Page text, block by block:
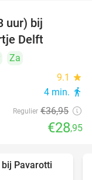
uur) bij
Delft
Za
9.1 star
4 min. directions_walk
Regulier €36,95
€28,95
31%
Pavarotti